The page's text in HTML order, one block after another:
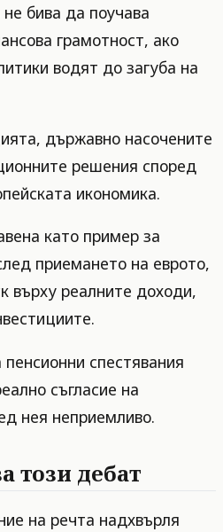
бива да поучава
грамотност, ако
водят до загуба на
държавно насочените
решения според
икономика.
като пример за
приемането на еврото,
върху реалните доходи,
спестявания
съгласие на
нея неприемливо.
този дебат
на речта надхвърля